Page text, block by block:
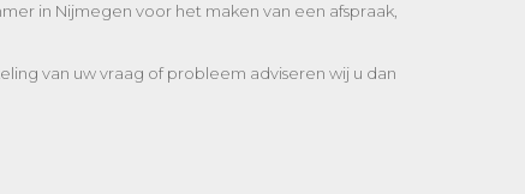
in Nijmegen voor het maken van een afspraak,
van uw vraag of probleem adviseren wij u dan